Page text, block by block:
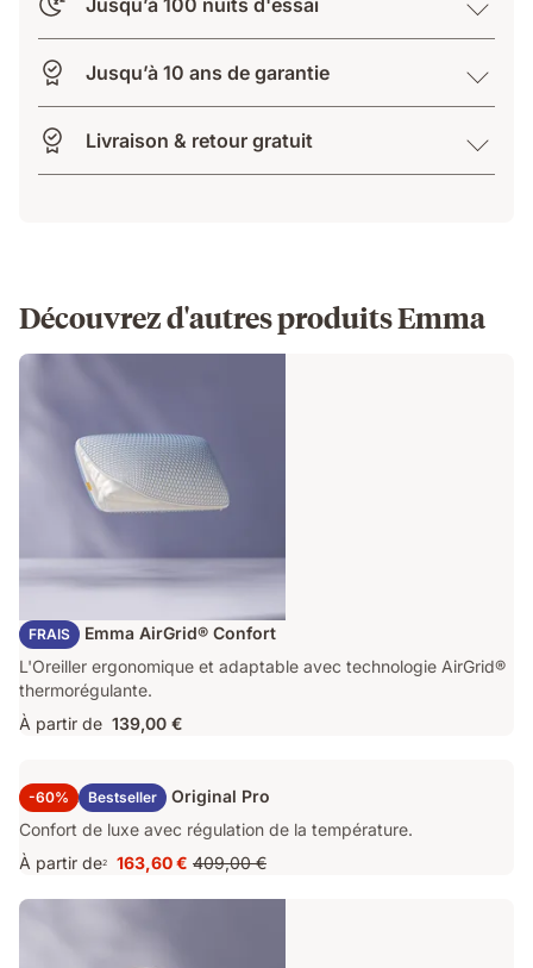
Jusqu’à 10 ans de garantie
Livraison & retour gratuit
Découvrez d'autres produits Emma
FRAIS
Oreiller Emma AirGrid® Confort
L'Oreiller ergonomique et adaptable avec technologie AirGrid®
thermorégulante.
À partir de 139,00 €
-60% Bestseller
Surmatelas Emma Original Pro
Confort de luxe avec régulation de la température.
À partir de2
Prix
163,60 €
163,60 € Prix
d'origine
409,00 €